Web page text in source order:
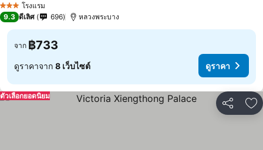
3 ดาว โรงแรม
9.3 ดีเลิศ 696 หลวงพระบาง
จาก ฿733
ดูราคาจาก 8 เว็บไซต์ ดูราคา
แชร์ เ
ตัวเลือกยอดนิยม